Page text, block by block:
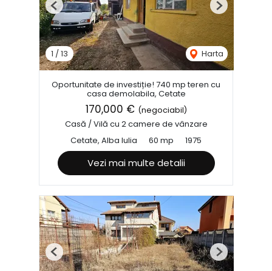
1 / 13 Harta
Previous Next
Oportunitate de investiție! 740 mp teren cu
casa demolabila, Cetate
170,000 € (negociabil)
Casă / Vilă cu 2 camere de vânzare
Cetate, Alba Iulia
60 mp 1975
Vezi mai multe detalii
Previous Next